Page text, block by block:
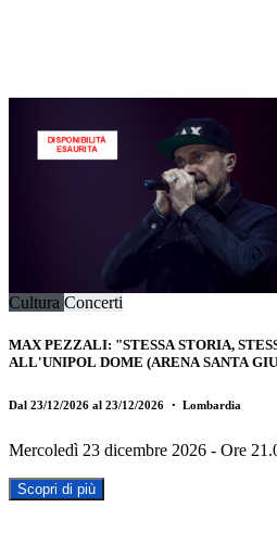
Cultura Concerti
MAX PEZZALI: "STESSA STORIA,
ALL'UNIPOL DOME (ARENA SANTA
Dal 23/12/2026 al 23/12/2026 ・ Lombardia
Mercoledì 23 dicembre 2026 - Ore
Scopri di più